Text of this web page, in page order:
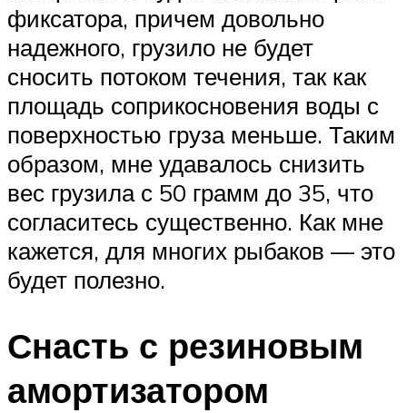
фиксатора, причем довольно
надежного, грузило не будет
сносить потоком течения, так как
площадь соприкосновения воды с
поверхностью груза меньше. Таким
образом, мне удавалось снизить
вес грузила с 50 грамм до 35, что
согласитесь существенно. Как мне
кажется, для многих рыбаков — это
будет полезно.
Снасть с резиновым
амортизатором